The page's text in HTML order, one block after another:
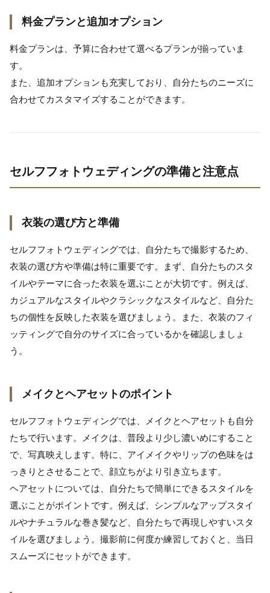
料金プランと追加オプション
料金プランは、予算に合わせて選べるプランが揃っていま
す。
また、追加オプションも充実しており、自分たちのニーズに
合わせてカスタマイズすることができます。
セルフフォトウェディングの準備と注意点
衣装の選び方と準備
セルフフォトウェディングでは、自分たちで撮影するため、
衣装の選び方や準備は特に重要です。まず、自分たちのスタ
イルやテーマに合った衣装を選ぶことが大切です。例えば、
カジュアルなスタイルやクラシックなスタイルなど、自分た
ちの個性を反映した衣装を選びましょう。また、衣装のフィ
ッティングで自分のサイズに合っているかを確認しましょ
う。
メイクとヘアセットのポイント
セルフフォトウェディングでは、メイクとヘアセットも自分
たちで行います。メイクは、普段より少し濃いめにすること
で、写真映えします。特に、アイメイクやリップの色味をは
っきりとさせることで、顔立ちがより引き立ちます。
ヘアセットについては、自分たちで簡単にできるスタイルを
選ぶことがポイントです。例えば、シンプルなアップスタイ
ルやナチュラルな巻き髪など、自分たちで再現しやすいスタ
イルを選びましょう。撮影前に何度か練習しておくと、当日
スムーズにセットができます。